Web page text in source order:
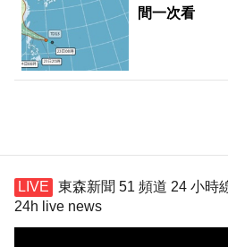
間一次看
東森新聞 51 頻道 24 小時
24h live news